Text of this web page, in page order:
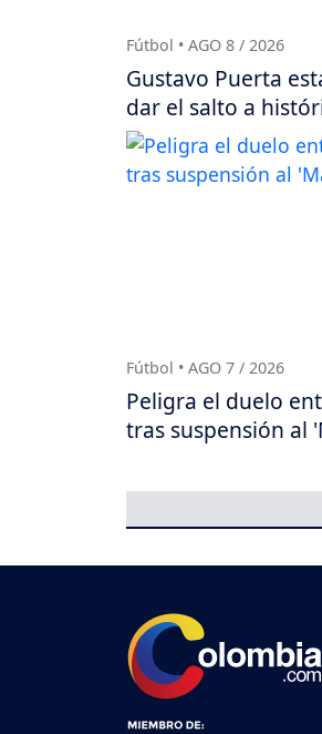
Fútbol • AGO 8 / 2026
Gustavo Puerta
dar el salto a
Fútbol • AGO 7 / 2026
Peligra el duelo
tras suspensión al